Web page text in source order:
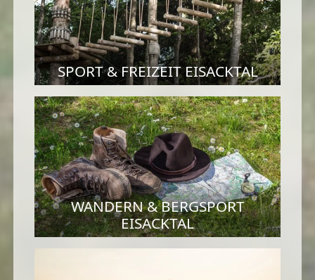
SPORT & FREIZEIT EISACKTAL
WANDERN & BERGSPORT
EISACKTAL